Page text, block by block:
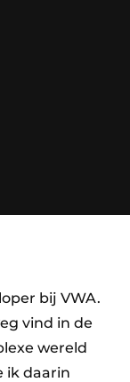
bij VWA.
vind in de
wereld
ik daarin